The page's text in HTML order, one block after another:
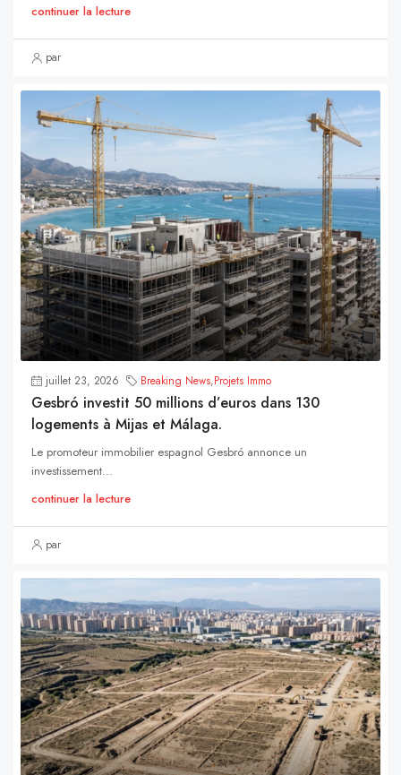
continuer la lecture
par
juillet 23, 2026 Breaking News,Projets Immo
Gesbró investit 50 millions d’euros dans 130
logements à Mijas et Málaga.
Le promoteur immobilier espagnol Gesbró annonce un
investissement...
continuer la lecture
par